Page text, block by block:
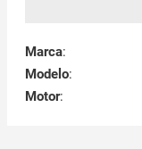
Marca:
Modelo:
Motor: